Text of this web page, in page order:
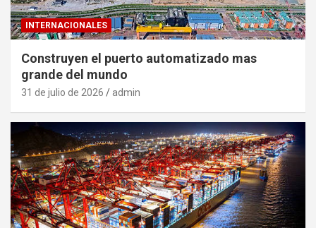
INTERNACIONALES
Construyen el puerto automatizado mas
grande del mundo
31 de julio de 2026 admin